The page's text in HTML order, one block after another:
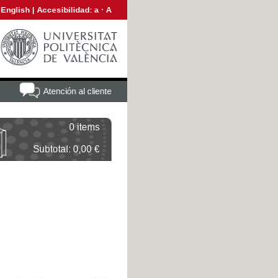
English | Accesibilidad: a · A
Atención al cliente
0 items
Subtotal: 0,00 €